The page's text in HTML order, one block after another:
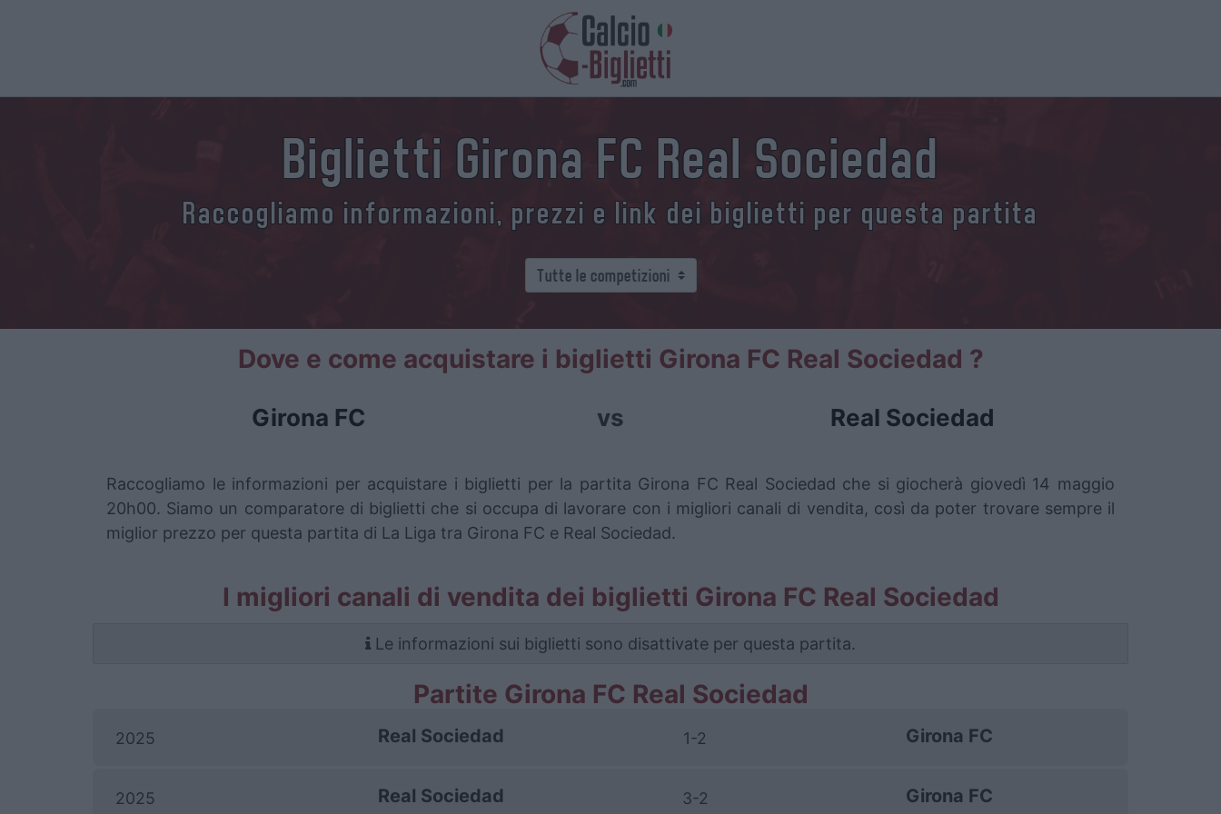
Biglietti Girona FC Real Sociedad
Raccogliamo informazioni, prezzi e link dei biglietti per questa partita
Dove e come acquistare i biglietti Girona FC Real Sociedad ?
Girona FC vs Real Sociedad
Raccogliamo le informazioni per acquistare i biglietti per la partita Girona FC Real Sociedad che si giocherà giovedì 14 maggio
20h00. Siamo un comparatore di biglietti che si occupa di lavorare con i migliori canali di vendita, così da poter trovare sempre il
miglior prezzo per questa partita di La Liga tra Girona FC e Real Sociedad.
I migliori canali di vendita dei biglietti Girona FC Real Sociedad
Le informazioni sui biglietti sono disattivate per questa partita.
Partite Girona FC Real Sociedad
2025 Real Sociedad 1-2 Girona FC
2025 Real Sociedad 3-2 Girona FC